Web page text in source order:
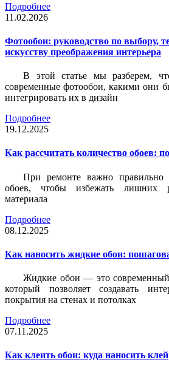
Подробнее
11.02.2026
Фотообои: руководство по выбору,
искусству преображения интерьера
В этой статье мы разберем,
современные фотообои, какими они
интегрировать их в дизайн
Подробнее
19.12.2025
Как рассчитать количество обоев:
При ремонте важно правильно
обоев, чтобы избежать лишних
материала
Подробнее
08.12.2025
Как наносить жидкие обои:
Жидкие обои — это современный
который позволяет создавать
покрытия на стенах и потолках
Подробнее
07.11.2025
Как клеить обои: куда наносить клей